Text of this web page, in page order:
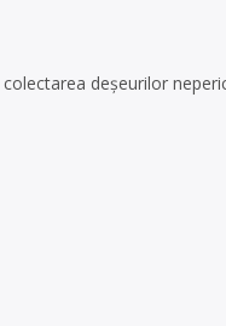
deşeurilor